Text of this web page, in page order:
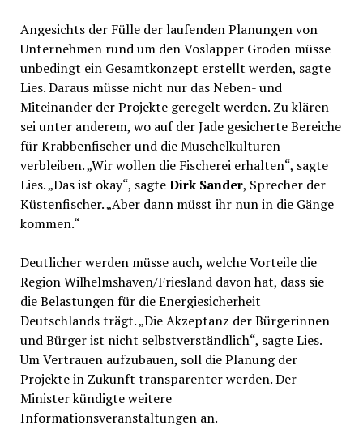
Angesichts der Fülle der laufenden Planungen von
Unternehmen rund um den Voslapper Groden müsse
unbedingt ein Gesamtkonzept erstellt werden, sagte
Lies. Daraus müsse nicht nur das Neben- und
Miteinander der Projekte geregelt werden. Zu klären
sei unter anderem, wo auf der Jade gesicherte Bereiche
für Krabbenfischer und die Muschelkulturen
verbleiben. „Wir wollen die Fischerei erhalten“, sagte
Lies. „Das ist okay“, sagteDirk Sander, Sprecher der
Küstenfischer. „Aber dann müsst ihr nun in die Gänge
kommen.“
Deutlicher werden müsse auch, welche Vorteile die
Region Wilhelmshaven/Friesland davon hat, dass sie
die Belastungen für die Energiesicherheit
Deutschlands trägt. „Die Akzeptanz der Bürgerinnen
und Bürger ist nicht selbstverständlich“, sagte Lies.
Um Vertrauen aufzubauen, soll die Planung der
Projekte in Zukunft transparenter werden. Der
Minister kündigte weitere
Informationsveranstaltungen an.